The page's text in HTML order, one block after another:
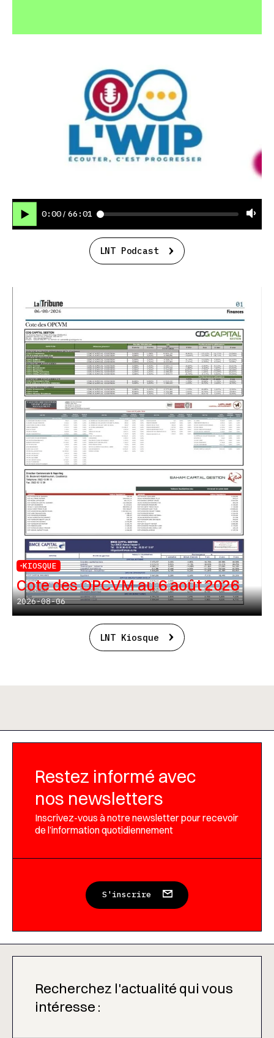
0:00 / 66:01
LNT Podcast
KIOSQUE
Cote des OPCVM au 6 août 2026
2026-08-06
LNT Kiosque
Restez informé avec
nos newsletters
Inscrivez-vous à notre newsletter pour recevoir
de l’information quotidiennement
S'inscrire
Recherchez l'actualité qui vous
intéresse :